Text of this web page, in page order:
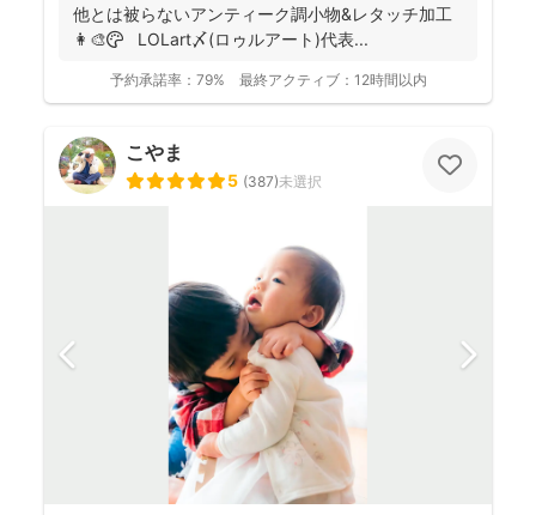
他とは被らないアンティーク調小物&レタッチ加工
👩‍🎨🎨 LOLart〆(ロゥルアート)代表...
予約承諾率： 79% 最終アクティブ： 12時間以内
こやま
5 (387)未選択